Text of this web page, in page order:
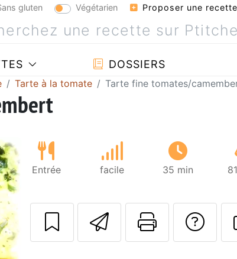
gluten Végétarien Proposer une recette
DOSSIERS
Tarte à la tomate Tarte fine tomates/
Suivant
Entrée facile 35 min
Envoyer